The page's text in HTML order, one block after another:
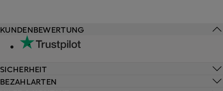
KUNDENBEWERTUNG
SICHERHEIT
BEZAHLARTEN